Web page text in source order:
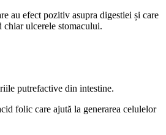
au efect pozitiv asupra digestiei și care
chiar ulcerele stomacului.
putrefactive din intestine.
folic care ajută la generarea celulelor